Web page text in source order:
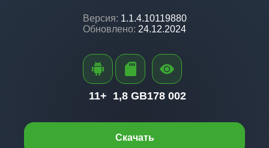
Версия: 1.1.4.10119880
Обновлено: 24.12.2024
Скачать
11+ 1,8 GB178 002